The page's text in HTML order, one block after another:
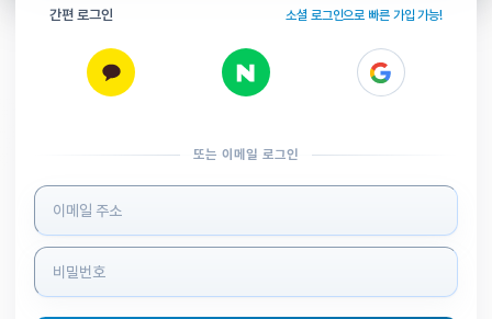
간편 로그인 소셜 로그인으로 빠른 가입 가능!
또는 이메일 로그인
로그인 정보 입력